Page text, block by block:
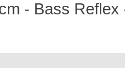
- Bass Reflex